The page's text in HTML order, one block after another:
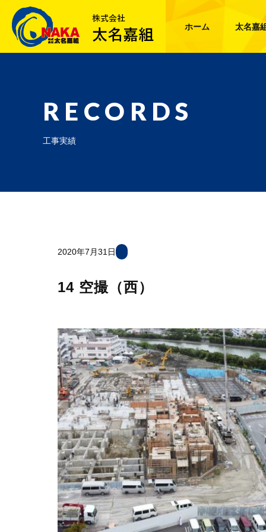
ホーム 太名嘉
RECORDS
工事実績
2020年7月31日
14 空撮（西）